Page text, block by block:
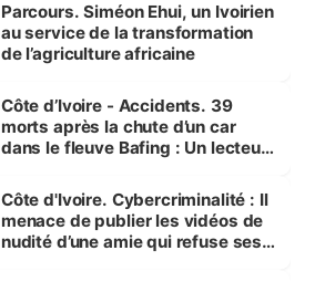
Parcours. Siméon Ehui, un Ivoirien
au service de la transformation
de l’agriculture africaine
Côte d’Ivoire - Accidents. 39
morts après la chute d’un car
dans le fleuve Bafing : Un lecteur
des Transports
Côte d'Ivoire. Cybercriminalité : Il
menace de publier les vidéos de
nudité d’une amie qui refuse ses